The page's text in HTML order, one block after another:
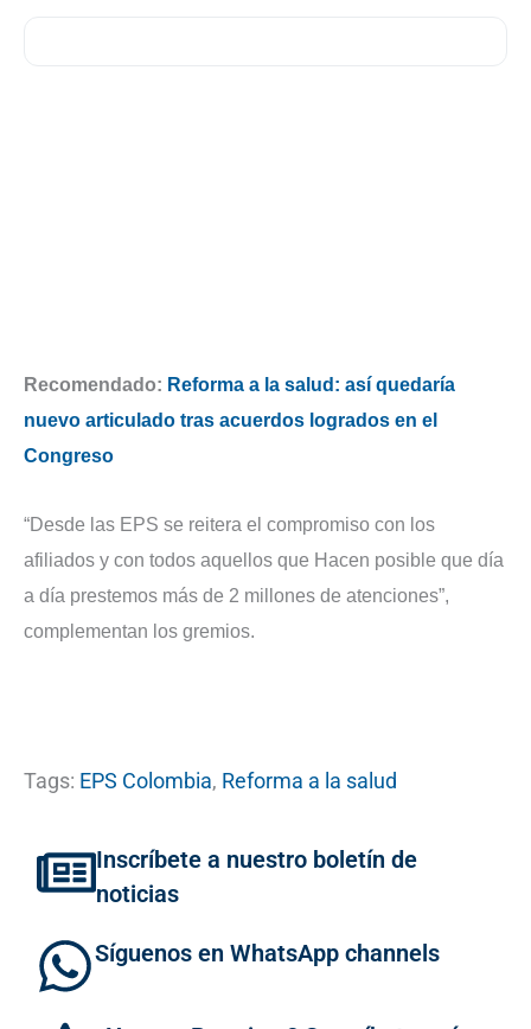
Recomendado: Reforma a la salud: así quedaría
nuevo articulado tras acuerdos logrados en el
Congreso
“Desde las EPS se reitera el compromiso con los
afiliados y con todos aquellos que Hacen posible que día
a día prestemos más de 2 millones de atenciones”,
complementan los gremios.
Tags: EPS Colombia, Reforma a la salud
Inscríbete a nuestro boletín de
noticias
Síguenos en WhatsApp channels